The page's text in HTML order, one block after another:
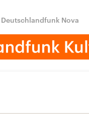
Deutschlandfunk Nova